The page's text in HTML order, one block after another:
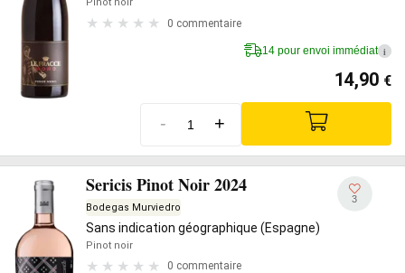
0 commentaire
14 pour envoi immédiat i
14,90 €
- +
Sericis Pinot Noir 2024
Bodegas Murviedro
Sans indication géographique (Espagne)
Pinot noir
0 commentaire
3